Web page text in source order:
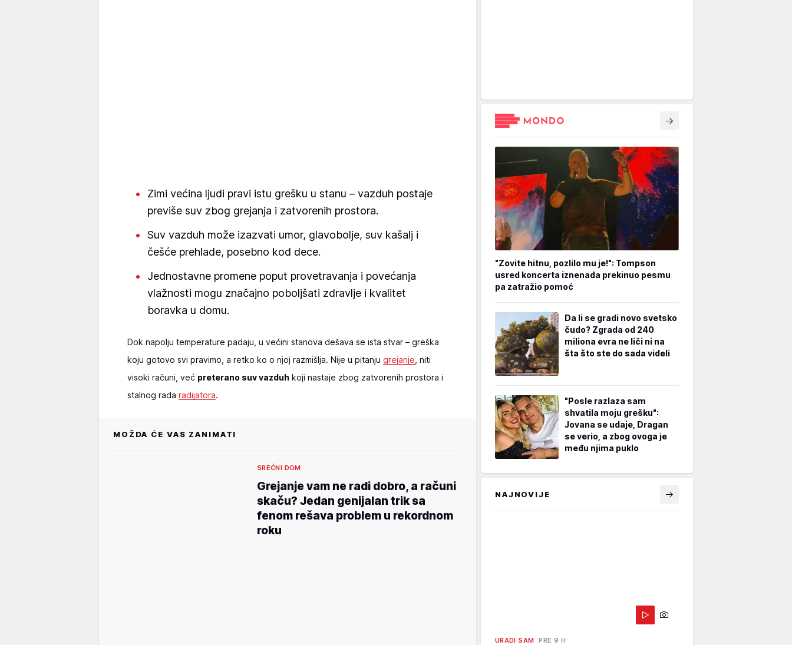
Zimi većina ljudi pravi istu grešku u stanu – vazduh postaje
previše suv zbog grejanja i zatvorenih prostora.
Suv vazduh može izazvati umor, glavobolje, suv kašalj i
češće prehlade, posebno kod dece.
Jednostavne promene poput provetravanja i povećanja
vlažnosti mogu značajno poboljšati zdravlje i kvalitet
boravka u domu.
Dok napolju temperature padaju, u većini stanova dešava se ista stvar – greška
koju gotovo svi pravimo, a retko ko o njoj razmišlja. Nije u pitanju grejanje , niti
visoki računi, već preterano suv vazduh koji nastaje zbog zatvorenih prostora i
stalnog rada radijatora.
MOŽDA ĆE VAS ZANIMATI
SREĆNI DOM
Grejanje vam ne radi dobro, a računi
skaču? Jedan genijalan trik sa
fenom rešava problem u rekordnom
roku
"Zovite hitnu, pozlilo mu je!": Tompson
usred koncerta iznenada prekinuo pesmu
pa zatražio pomoć
Da li se gradi novo svetsko
čudo? Zgrada od 240
miliona evra ne liči ni na
šta što ste do sada videli
"Posle razlaza sam
shvatila moju grešku":
Jovana se udaje, Dragan
se verio, a zbog ovoga je
među njima puklo
NAJNOVIJE
URADI SAM PRE 9 H